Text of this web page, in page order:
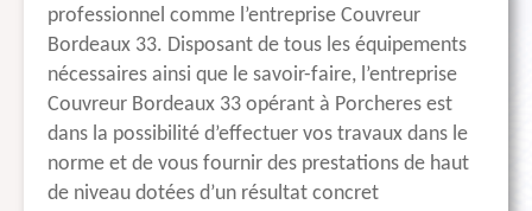
professionnel comme l’entreprise Couvreur
Bordeaux 33. Disposant de tous les équipements
nécessaires ainsi que le savoir-faire, l’entreprise
Couvreur Bordeaux 33 opérant à Porcheres est
dans la possibilité d’effectuer vos travaux dans le
norme et de vous fournir des prestations de haut
de niveau dotées d’un résultat concret